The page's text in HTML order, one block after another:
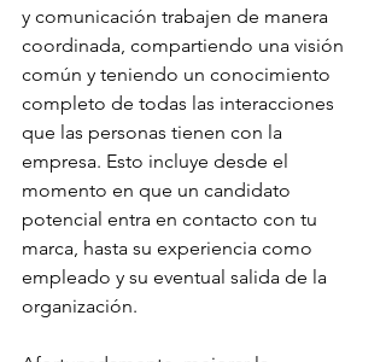
y comunicación trabajen de manera
coordinada, compartiendo una visión
común y teniendo un conocimiento
completo de todas las interacciones
que las personas tienen con la
empresa. Esto incluye desde el
momento en que un candidato
potencial entra en contacto con tu
marca, hasta su experiencia como
empleado y su eventual salida de la
organización.